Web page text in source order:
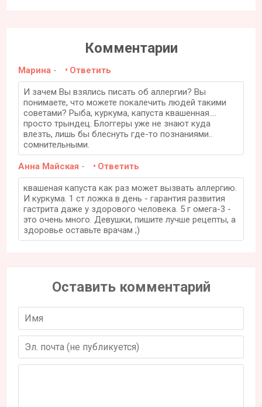
Комментарии
Марина - Ответить
И зачем Вы взялись писать об аллергии? Вы
понимаете, что можете покалечить людей такими
советами? Рыба, куркума, капуста квашенная....
просто трындец. Блоггеры уже не знают куда
влезть, лишь бы блеснуть где-то познаниями..
сомнительными.
Анна Майская - Ответить
квашеная капуста как раз может вызвать аллергию.
И куркума. 1 ст ложка в день - гарантия развития
гастрита даже у здорового человека. 5 г омега-3 -
это очень много. Девушки, пишите лучше рецепты, а
здоровье оставьте врачам ;)
Оставить комментарий